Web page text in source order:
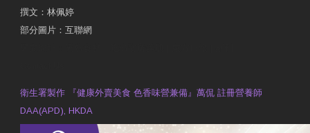
撰文：林佩婷
部分圖片：互聯網
衛生署製作 『健康外賣美食 色香味營兼備』萬侃 註冊營養師
DAA(APD), HKDA